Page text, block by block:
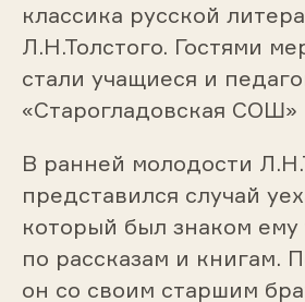
классика русской
Л.Н.Толстого. Гостями
стали учащиеся и
«Старогладовская СОШ»
В ранней молодости
представился случай
который был знаком ему
по рассказам и книгам.
он со своим старшим